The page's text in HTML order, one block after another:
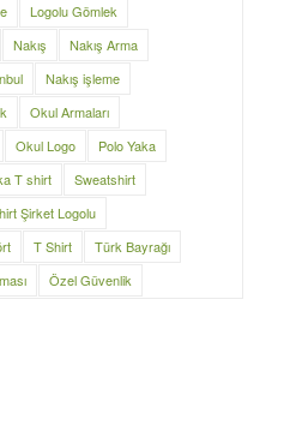
Logolu Gömlek
Nakış
Nakış Arma
Nakış işleme
Okul Armaları
Okul Logo
Polo Yaka
T shirt
Sweatshirt
Şirket Logolu
T Shirt
Türk Bayrağı
Özel Güvenlik